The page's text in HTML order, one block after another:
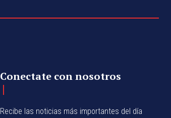
Conectate con nosotros
Recibe las noticias más importantes del día